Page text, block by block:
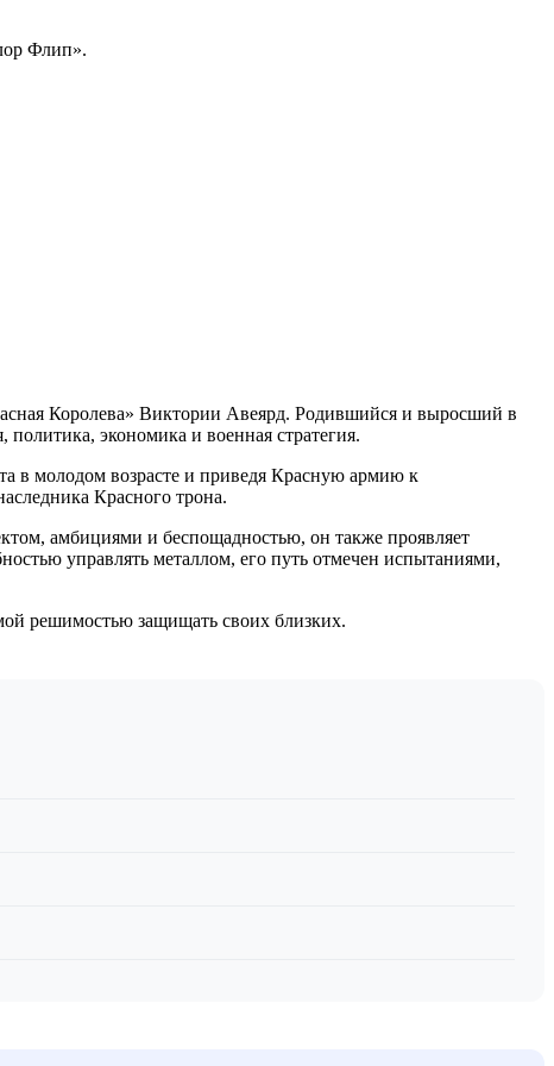
Флип».
Королева» Виктории Авеярд. Родившийся и выросший в
экономика и военная стратегия.
в молодом возрасте и приведя Красную армию к
Красного трона.
амбициями и беспощадностью, он также проявляет
управлять металлом, его путь отмечен испытаниями,
решимостью защищать своих близких.